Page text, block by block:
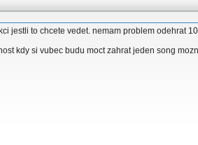
jestli to chcete vedet. nemam problem odehrat
kdy si vubec budu moct zahrat jeden song